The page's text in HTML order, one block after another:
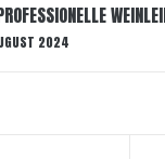
2024